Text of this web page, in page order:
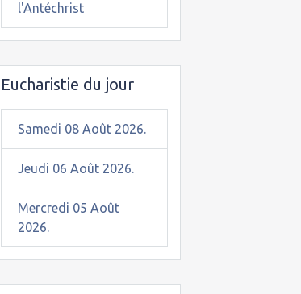
l'Antéchrist
Eucharistie du jour
Samedi 08 Août 2026.
Jeudi 06 Août 2026.
Mercredi 05 Août
2026.